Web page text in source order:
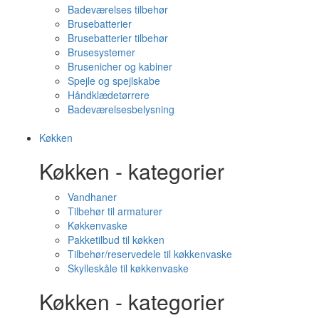
Badeværelses tilbehør
Brusebatterier
Brusebatterier tilbehør
Brusesystemer
Brusenicher og kabiner
Spejle og spejlskabe
Håndklædetørrere
Badeværelsesbelysning
Køkken
Køkken - kategorier
Vandhaner
Tilbehør til armaturer
Køkkenvaske
Pakketilbud til køkken
Tilbehør/reservedele til køkkenvaske
Skylleskåle til køkkenvaske
Køkken - kategorier